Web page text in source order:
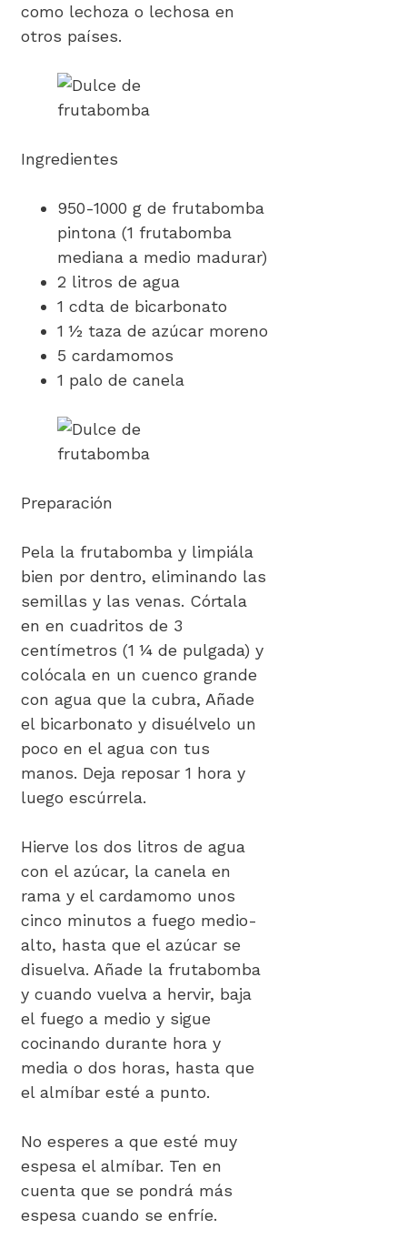
como lechoza o lechosa en
otros países.
Ingredientes
950-1000 g de frutabomba
pintona (1 frutabomba
mediana a medio madurar)
2 litros de agua
1 cdta de bicarbonato
1 ½ taza de azúcar moreno
5 cardamomos
1 palo de canela
Preparación
Pela la frutabomba y limpiála
bien por dentro, eliminando las
semillas y las venas. Córtala
en en cuadritos de 3
centímetros (1 ¼ de pulgada) y
colócala en un cuenco grande
con agua que la cubra, Añade
el bicarbonato y disuélvelo un
poco en el agua con tus
manos. Deja reposar 1 hora y
luego escúrrela.
Hierve los dos litros de agua
con el azúcar, la canela en
rama y el cardamomo unos
cinco minutos a fuego medio-
alto, hasta que el azúcar se
disuelva. Añade la frutabomba
y cuando vuelva a hervir, baja
el fuego a medio y sigue
cocinando durante hora y
media o dos horas, hasta que
el almíbar esté a punto.
No esperes a que esté muy
espesa el almíbar. Ten en
cuenta que se pondrá más
espesa cuando se enfríe.